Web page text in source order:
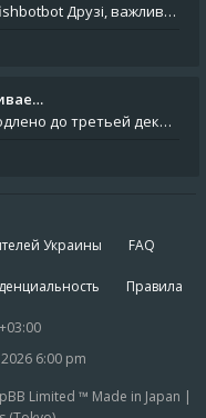
Звіти пишіть роботу @oceanfishbotbot Друзі, важливе повідомлення для учасників форума. Основне звернення опублікован
Доменное имя KIEV-X.COM продлено до третьей декады августа 2027 года! Спасибо всем анонимным пользователям, которые по
Украины FAQ
Правила
6:00 pm
Limited ™ Made in Japan |